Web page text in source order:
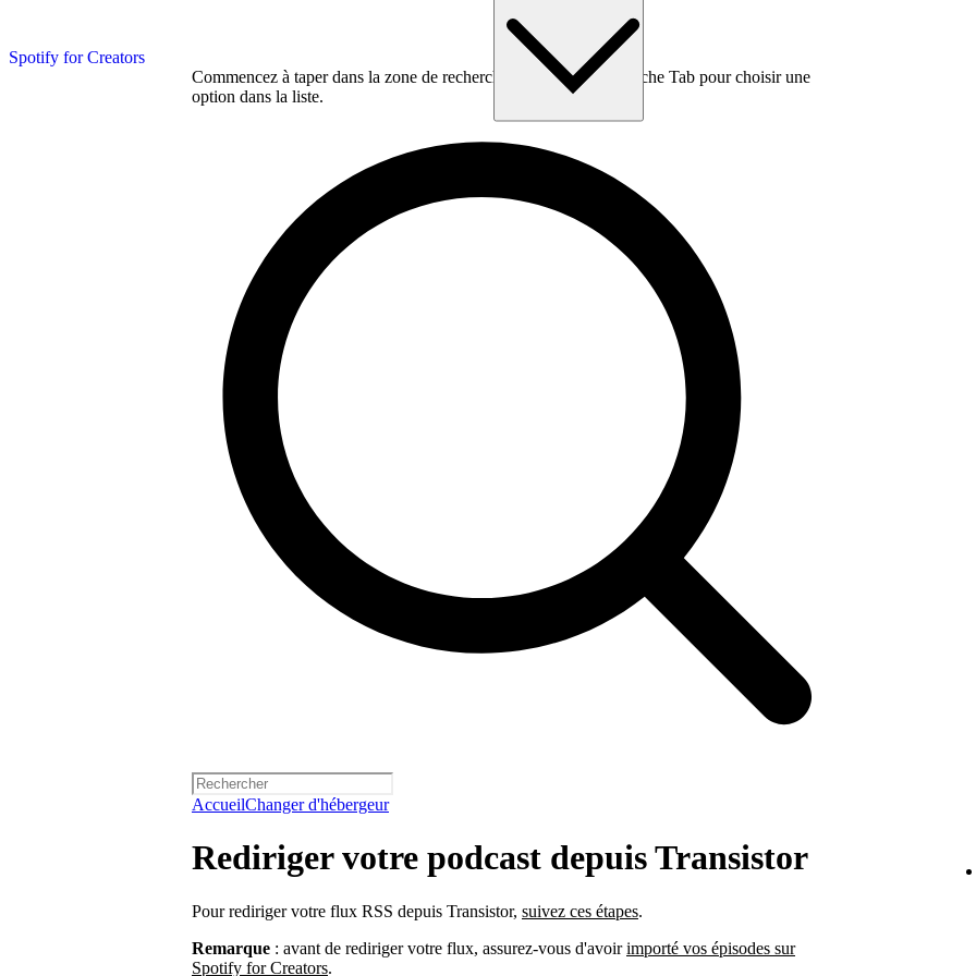
Spotify for Creators
Commencez à taper dans la zone de recherche, puis utilisez la touche Tab pour choisir une
option dans la liste.
AccueilChanger d'hébergeur
Rediriger votre podcast depuis Transistor
Pour rediriger votre flux RSS depuis Transistor, suivez ces étapes.
Remarque : avant de rediriger votre flux, assurez-vous d'avoirimporté vos épisodes sur
Spotify for Creators.